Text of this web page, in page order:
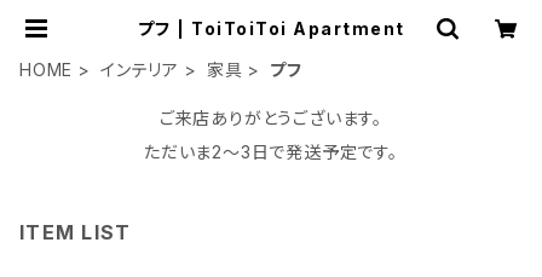
プフ | ToiToiToi Apartment
HOME
インテリア 家具 プフ
ご来店ありがとうございます。
ただいま2〜3日で発送予定です。
ITEM LIST